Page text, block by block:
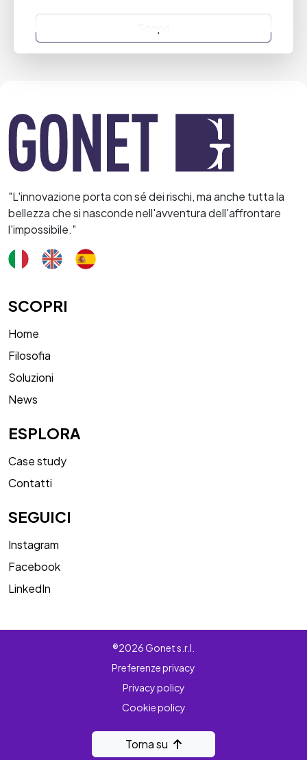
"L'innovazione porta con sé dei rischi, ma anche tutta la
bellezza che si nasconde nell'avventura dell'affrontare
l'impossibile."
SCOPRI
Home
Filosofia
Soluzioni
News
ESPLORA
Case study
Contatti
SEGUICI
Instagram
Facebook
LinkedIn
®2026 Gonet s.r.l.
Preferenze privacy
Privacy policy
Cookie policy
Torna su